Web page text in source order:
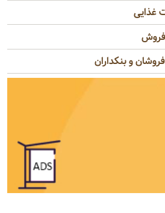
غذایی
فروش
و بنکداران